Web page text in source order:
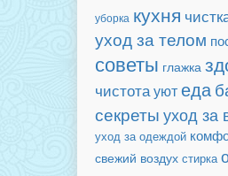
уборка кухня
уход за телом
советы глажка
чистотауютеда
секретыуход за
уход за одеждой
свежий воздух стирка